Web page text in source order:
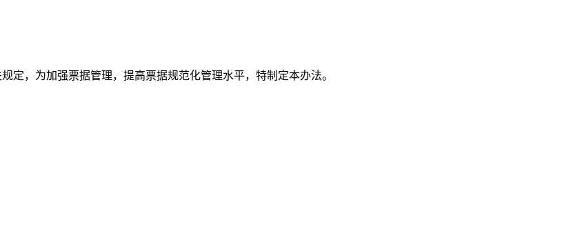
定，为加强票据管理，提高票据规范化管理水平，特制定本办法。